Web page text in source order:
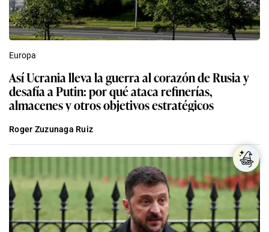
Europa
Así Ucrania lleva la guerra al corazón de Rusia y
desafía a Putin: por qué ataca refinerías,
almacenes y otros objetivos estratégicos
Roger Zuzunaga Ruiz